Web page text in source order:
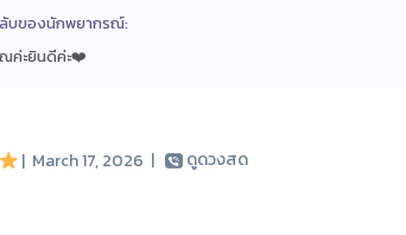
บของนักพยากรณ์:
ค่ะยินดีค่ะ❤️
| March 17, 2026 | ดูดวงสด